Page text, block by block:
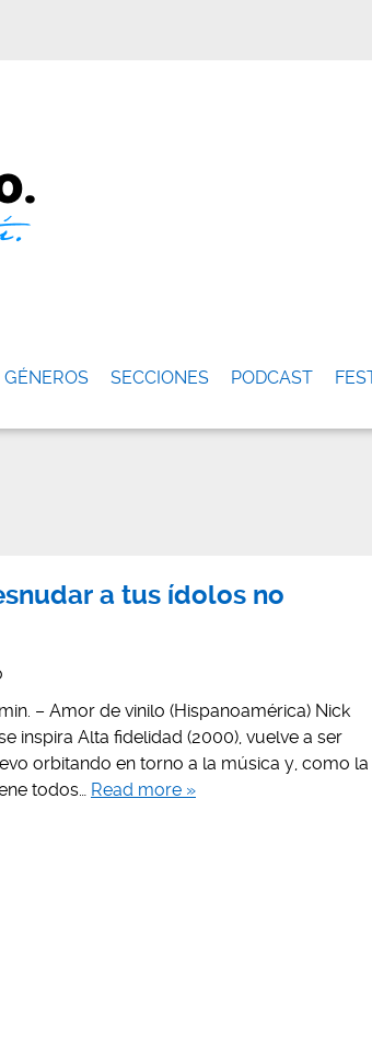
GÉNEROS SECCIONES PODCAST
a tus ídolos no
– Amor de vinilo (Hispanoamérica) Nick
inspira Alta fidelidad (2000), vuelve a ser
orbitando en torno a la música y, como la
todos… Read more »